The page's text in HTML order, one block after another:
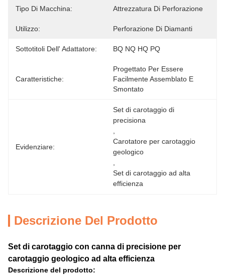
Tipo Di Macchina: Attrezzatura Di Perforazione
Utilizzo: Perforazione Di Diamanti
Sottotitoli Dell' Adattatore: BQ NQ HQ PQ
Caratteristiche:
Progettato Per Essere
Facilmente Assemblato E
Smontato
Evidenziare:
Set di carotaggio di
precisiona
Carotatore per carotaggio
geologico
Set di carotaggio ad alta
efficienza
Descrizione Del Prodotto
Set di carotaggio con canna di precisione per
carotaggio geologico ad alta efficienza
Descrizione del prodotto: